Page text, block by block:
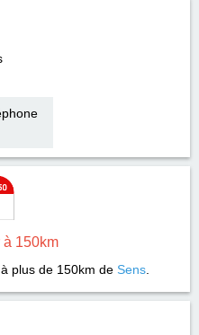
150km
plus de 150km de Sens.